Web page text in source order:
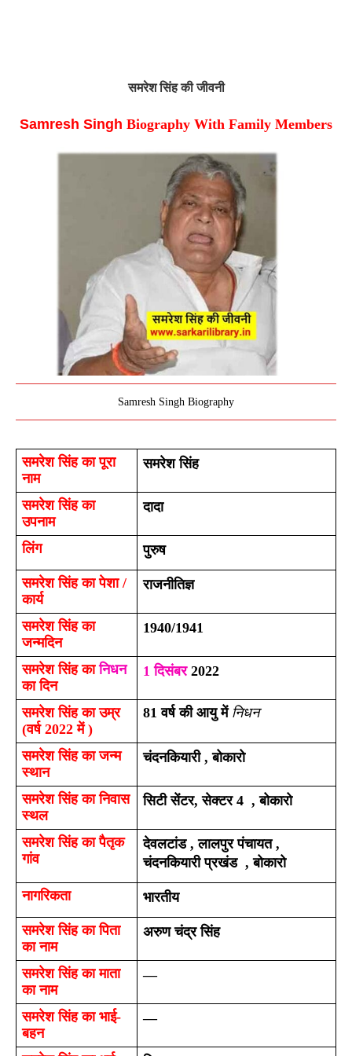
समरेश सिंह की जीवनी
Samresh Singh Biography With Family Members
Samresh Singh Biography
समरेश सिंह का पूरा
नाम
समरेश सिंह
समरेश सिंह का
उपनाम
दादा
लिंग पुरुष
समरेश सिंह का पेशा /
कार्य
राजनीतिज्ञ
समरेश सिंह का
जन्मदिन
1940/1941
समरेश सिंह का निधन
का दिन
1 दिसंबर 2022
समरेश सिंह का उम्र
(वर्ष 2022 में )
81 वर्ष की आयु में निधन
समरेश सिंह का जन्म
स्थान
चंदनकियारी , बोकारो
समरेश सिंह का निवास
स्थल
सिटी सेंटर, सेक्टर 4  , बोकारो
समरेश सिंह का पैतृक
गांव
देवलटांड , लालपुर पंचायत ,
चंदनकियारी प्रखंड  , बोकारो
नागरिकता भारतीय
समरेश सिंह का पिता
का नाम
अरुण चंद्र सिंह
समरेश सिंह का माता
का नाम
—
समरेश सिंह का भाई-
बहन
—